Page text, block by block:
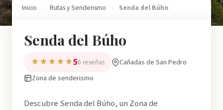
Inicio › Rutas y Senderismo › Senda del Búho
Senda del Búho
★★★★★56 reseñas
Cañadas de San Pedro
Zona de senderismo
Descubre Senda del Búho, un Zona de